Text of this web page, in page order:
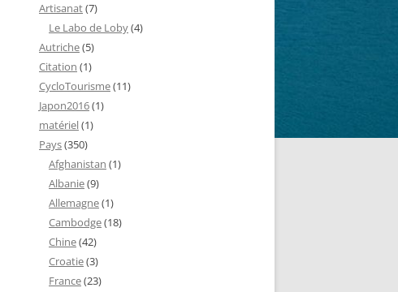
Artisanat(7)
Le Labo de Loby(4)
Autriche(5)
Citation (1)
CycloTourisme(11)
Japon2016(1)
matériel(1)
Pays(350)
Afghanistan (1)
Albanie(9)
Allemagne(1)
Cambodge(18)
Chine(42)
Croatie(3)
France(23)